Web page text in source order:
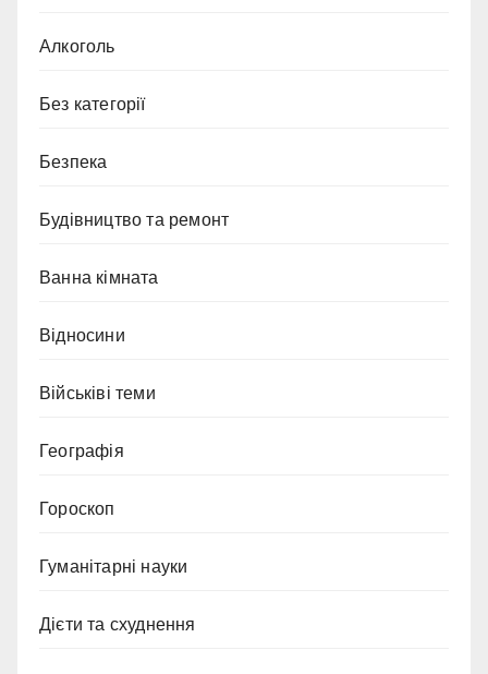
Алкоголь
Без категорії
Безпека
Будівництво та ремонт
Ванна кімната
Відносини
Військіві теми
Географія
Гороскоп
Гуманітарні науки
Дієти та схуднення